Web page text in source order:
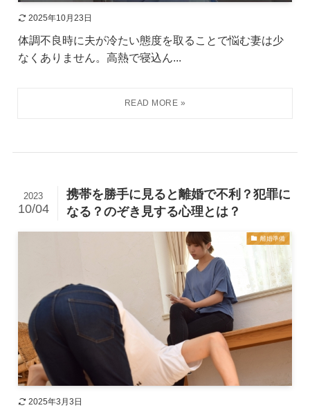
2025年10月23日
体調不良時に夫が冷たい態度を取ることで悩む妻は少
なくありません。高熱で寝込ん...
携帯を勝手に見ると離婚で不利？犯罪に
なる？のぞき見する心理とは？
2023
10/04
離婚準備
2025年3月3日